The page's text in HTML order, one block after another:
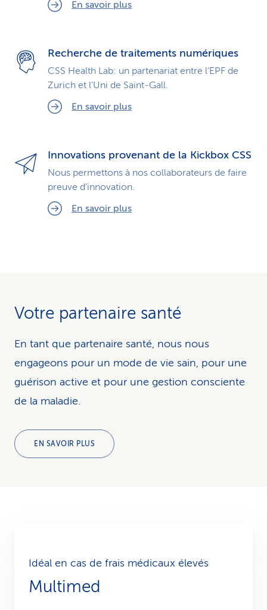
En savoir plus
Recherche de traitements numériques
CSS Health Lab: un partenariat entre l’EPF de
Zurich et l’Uni de Saint-Gall.
En savoir plus
Innovations provenant de la Kickbox CSS
Nous permettons à nos collaborateurs de faire
preuve d’innovation.
En savoir plus
Votre partenaire santé
En tant que partenaire santé, nous nous
engageons pour un mode de vie sain, pour une
guérison active et pour une gestion consciente
de la maladie.
EN SAVOIR PLUS
Idéal en cas de frais médicaux élevés
Multimed